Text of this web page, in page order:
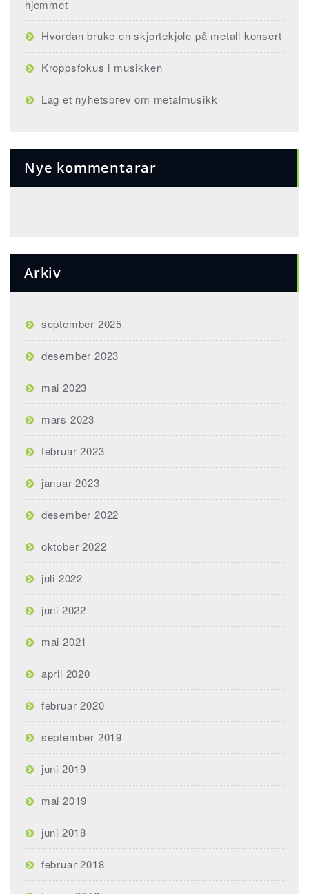
hjemmet
Hvordan bruke en skjortekjole på metall konsert
Kroppsfokus i musikken
Lag et nyhetsbrev om metalmusikk
Nye kommentarar
Arkiv
september 2025
desember 2023
mai 2023
mars 2023
februar 2023
januar 2023
desember 2022
oktober 2022
juli 2022
juni 2022
mai 2021
april 2020
februar 2020
september 2019
juni 2019
mai 2019
juni 2018
februar 2018